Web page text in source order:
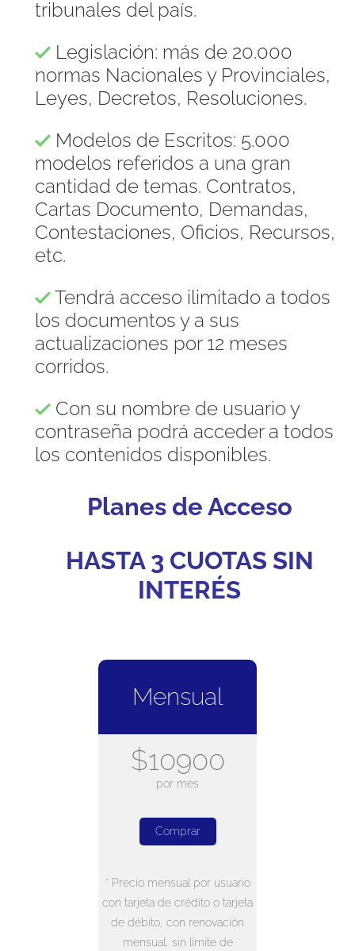
tribunales del país.
Legislación: más de 20.000
normas Nacionales y Provinciales,
Leyes, Decretos, Resoluciones.
Modelos de Escritos: 5.000
modelos referidos a una gran
cantidad de temas. Contratos,
Cartas Documento, Demandas,
Contestaciones, Oficios, Recursos,
etc.
Tendrá acceso ilimitado a todos
los documentos y a sus
actualizaciones por 12 meses
corridos.
Con su nombre de usuario y
contraseña podrá acceder a todos
los contenidos disponibles.
Planes de Acceso
HASTA 3 CUOTAS SIN
INTERÉS
Mensual
$10900
por mes
Comprar
* Precio mensual por usuario
con tarjeta de crédito o tarjeta
de débito, con renovación
mensual, sin límite de